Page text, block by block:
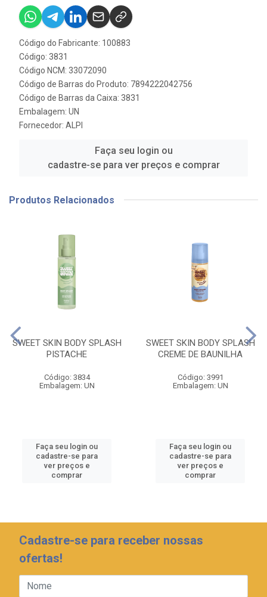
Código do Fabricante: 100883
Código: 3831
Código NCM: 33072090
Código de Barras do Produto: 7894222042756
Código de Barras da Caixa: 3831
Embalagem: UN
Fornecedor: ALPI
Faça seu login ou
cadastre-se para ver preços e comprar
Produtos Relacionados
SWEET SKIN BODY SPLASH
PISTACHE
Código: 3834
Embalagem: UN
Faça seu login ou
cadastre-se para
ver preços e
comprar
SWEET SKIN BODY SPLASH
CREME DE BAUNILHA
Código: 3991
Embalagem: UN
Faça seu login ou
cadastre-se para
ver preços e
comprar
Cadastre-se para receber nossas
ofertas!